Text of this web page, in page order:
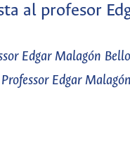
al profesor
Edgar Malagón Bello
Edgar